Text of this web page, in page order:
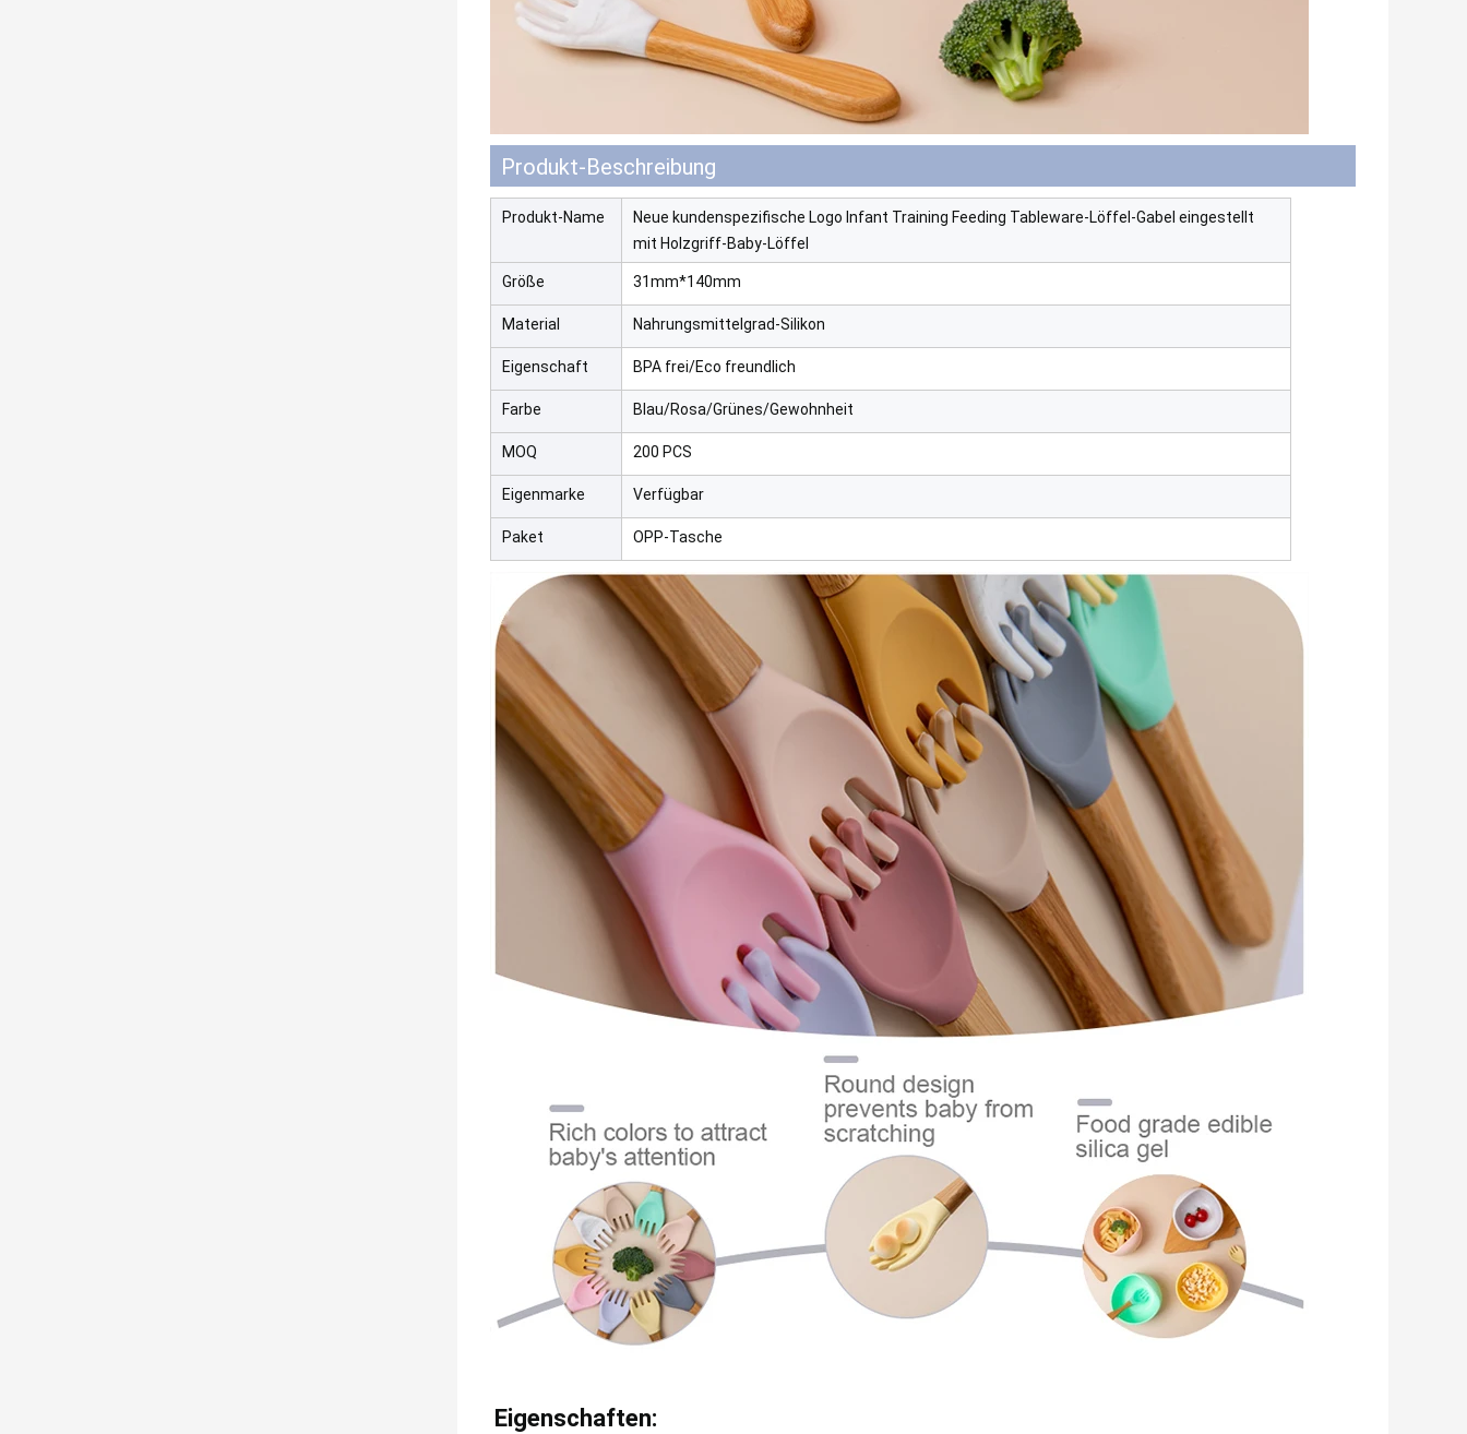
Produkt-Beschreibung
Produkt-Name
Neue kundenspezifische Logo Infant Training Feeding Tableware-Löffel-Gabel eingestellt
mit Holzgriff-Baby-Löffel
Größe 31mm*140mm
Material Nahrungsmittelgrad-Silikon
Eigenschaft BPA frei/Eco freundlich
Farbe Blau/Rosa/Grünes/Gewohnheit
MOQ 200 PCS
Eigenmarke Verfügbar
Paket OPP-Tasche
Eigenschaften: